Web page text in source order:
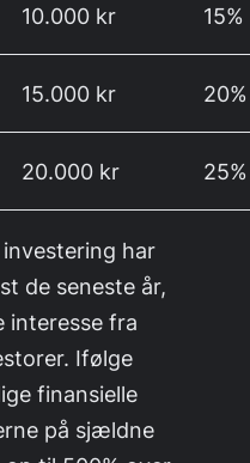
10.000 kr 15%
15.000 kr 20%
20.000 kr 25%
har
de seneste år,
interesse fra
Ifølge
finansielle
på sjældne